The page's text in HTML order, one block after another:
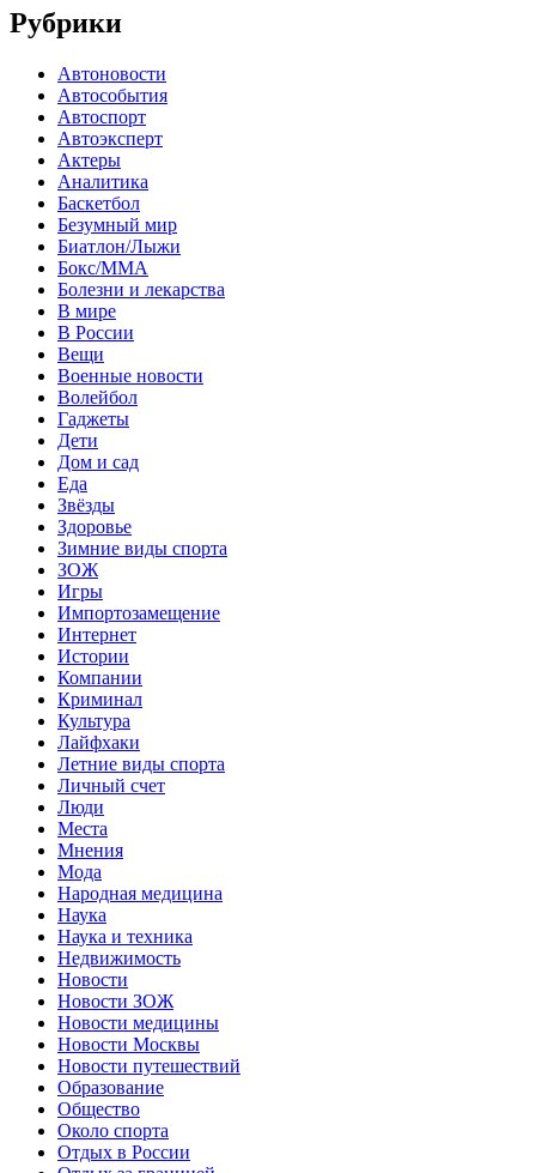
Рубрики
Автоновости
Автособытия
Автоспорт
Автоэксперт
Актеры
Аналитика
Баскетбол
Безумный мир
Биатлон/Лыжи
Бокс/MMA
Болезни и лекарства
В мире
В России
Вещи
Военные новости
Волейбол
Гаджеты
Дети
Дом и сад
Еда
Звёзды
Здоровье
Зимние виды спорта
ЗОЖ
Игры
Импортозамещение
Интернет
Истории
Компании
Криминал
Культура
Лайфхаки
Летние виды спорта
Личный счет
Люди
Места
Мнения
Мода
Народная медицина
Наука
Наука и техника
Недвижимость
Новости
Новости ЗОЖ
Новости медицины
Новости Москвы
Новости путешествий
Образование
Общество
Около спорта
Отдых в России